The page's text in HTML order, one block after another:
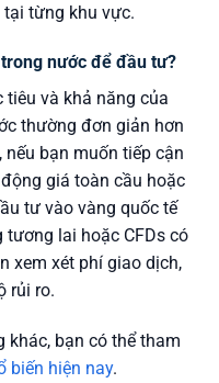
từng khu vực.
nước để đầu tư?
và khả năng của
thường đơn giản hơn
bạn muốn tiếp cận
giá toàn cầu hoặc
tư vào vàng quốc tế
tương lai hoặc CFDs có
xem xét phí giao dịch,
rủi ro.
khác, bạn có thể tham
biến hiện nay.